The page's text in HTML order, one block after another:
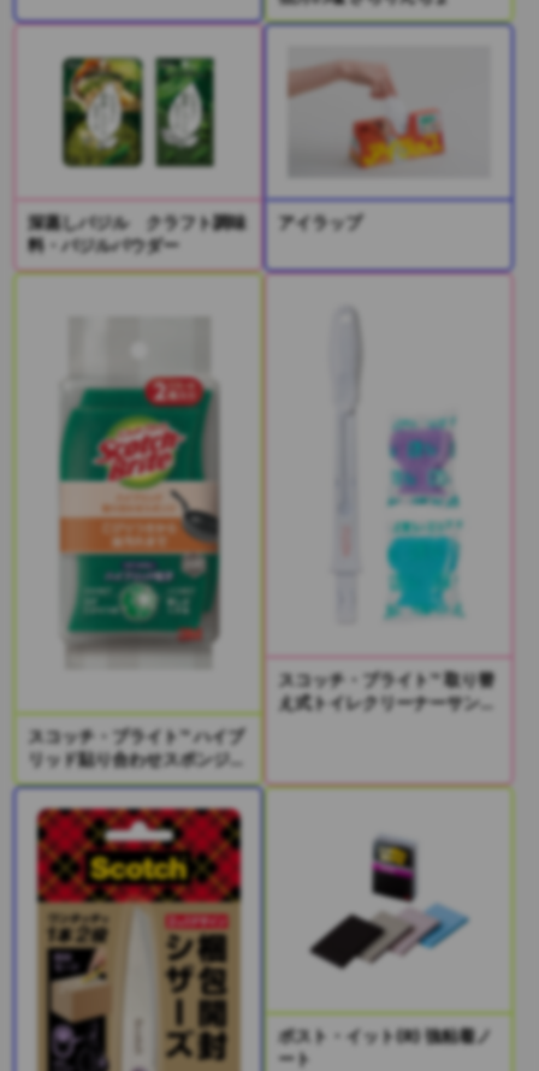
深蒸しバジル クラフト調味
料・バジルパウダー
アイラップ
スコッチ・ブライト™ ハイブ
リッド貼り合わせスポンジ2
個入り
スコッチ・ブライト™ 取り替
え式トイレクリーナーサンプ
ポスト・イット(R) 強粘着ノ
ート